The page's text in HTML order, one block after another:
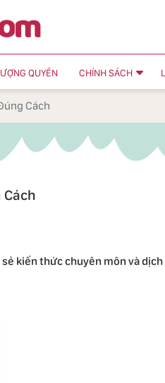
QUYỀN CHÍNH SÁCH
Cách
Cách
kiến thức chuyên môn và dịch